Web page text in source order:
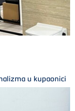
u kupaonici